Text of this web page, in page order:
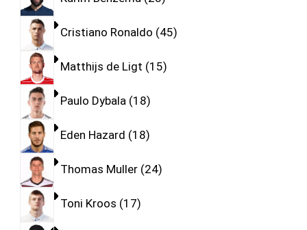
Cristiano Ronaldo 45
Matthijs de Ligt 15
Paulo Dybala 18
Eden Hazard 18
Thomas Muller 24
Toni Kroos 17